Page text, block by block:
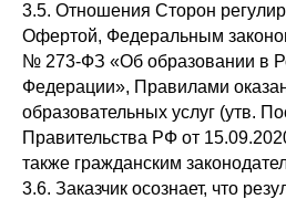
3.5. Отношения Сторон
Офертой, Федеральным
№ 273-ФЗ «Об образовании в
Федерации», Правилами
образовательных услуг (утв.
Правительства РФ от
также гражданским
3.6. Заказчик осознает, что